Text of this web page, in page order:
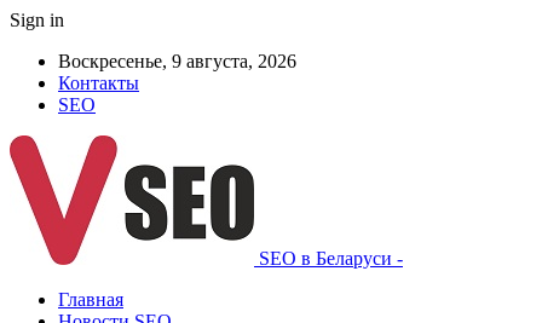
Sign in
Воскресенье, 9 августа, 2026
Контакты
SEO
SEO в Беларуси -
Главная